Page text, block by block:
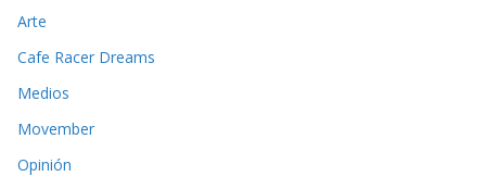
Arte
Cafe Racer Dreams
Medios
Movember
Opinión